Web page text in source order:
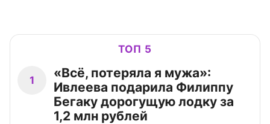
ТОП 5
1
«Всё, потеряла я мужа»:
Ивлеева подарила Филиппу
Бегаку дорогущую лодку за
1,2 млн рублей